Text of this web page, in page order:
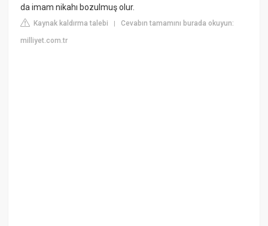
da imam nikahı bozulmuş olur.
Kaynak kaldırma talebi |Cevabın tamamını burada okuyun:
milliyet.com.tr